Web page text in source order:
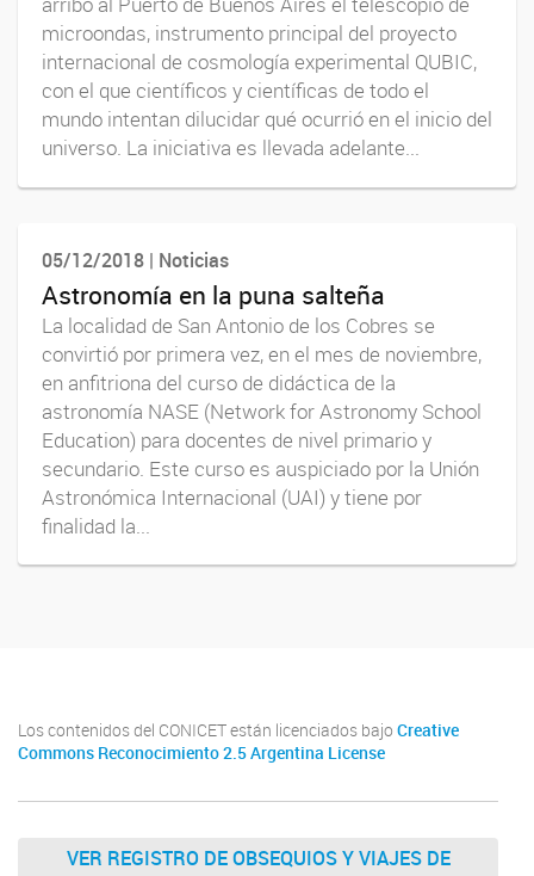
microondas, instrumento principal del proyecto
internacional de cosmología experimental QUBIC,
con el que científicos y científicas de todo el
mundo intentan dilucidar qué ocurrió en el inicio del
universo. La iniciativa es llevada adelante...
05/12/2018 | Noticias
Astronomía en la puna salteña
La localidad de San Antonio de los Cobres se
convirtió por primera vez, en el mes de noviembre,
en anfitriona del curso de didáctica de la
astronomía NASE (Network for Astronomy School
Education) para docentes de nivel primario y
secundario. Este curso es auspiciado por la Unión
Astronómica Internacional (UAI) y tiene por
finalidad la...
Los contenidos del CONICET están licenciados bajo Creative
Commons Reconocimiento 2.5 Argentina License
VER REGISTRO DE OBSEQUIOS Y VIAJES DE